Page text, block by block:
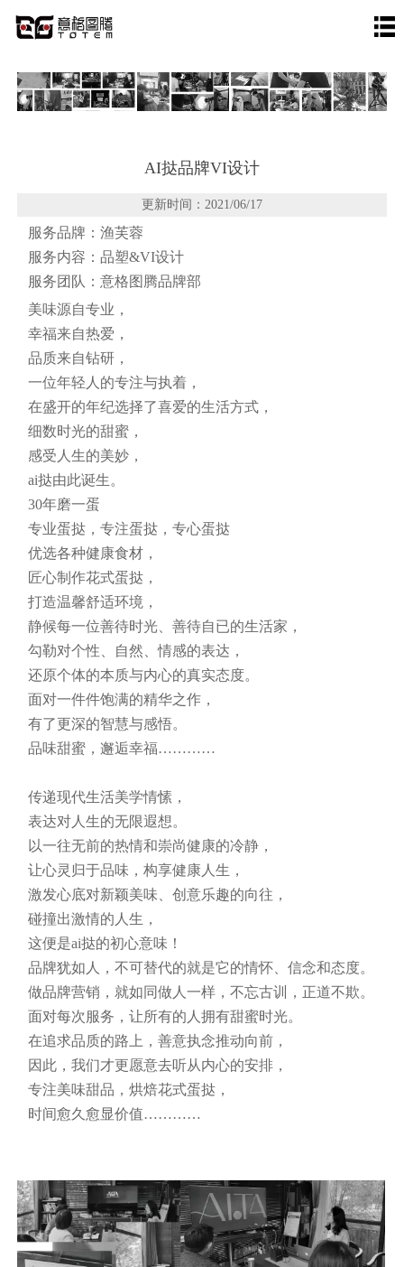
AI挞品牌VI设计
更新时间：2021/06/17
服务品牌：渔芙蓉
服务内容：品塑&VI设计
服务团队：意格图腾品牌部
美味源自专业，
幸福来自热爱，
品质来自钻研，
一位年轻人的专注与执着，
在盛开的年纪选择了喜爱的生活方式，
细数时光的甜蜜，
感受人生的美妙，
ai挞由此诞生。
30年磨一蛋
专业蛋挞，专注蛋挞，专心蛋挞
优选各种健康食材，
匠心制作花式蛋挞，
打造温馨舒适环境，
静候每一位善待时光、善待自已的生活家，
勾勒对个性、自然、情感的表达，
还原个体的本质与内心的真实态度。
面对一件件饱满的精华之作，
有了更深的智慧与感悟。
品味甜蜜，邂逅幸福…………
传递现代生活美学情愫，
表达对人生的无限遐想。
以一往无前的热情和崇尚健康的冷静，
让心灵归于品味，构享健康人生，
激发心底对新颖美味、创意乐趣的向往，
碰撞出激情的人生，
这便是ai挞的初心意味！
品牌犹如人，不可替代的就是它的情怀、信念和态度。
做品牌营销，就如同做人一样，不忘古训，正道不欺。
面对每次服务，让所有的人拥有甜蜜时光。
在追求品质的路上，善意执念推动向前，
因此，我们才更愿意去听从内心的安排，
专注美味甜品，烘焙花式蛋挞，
时间愈久愈显价值…………